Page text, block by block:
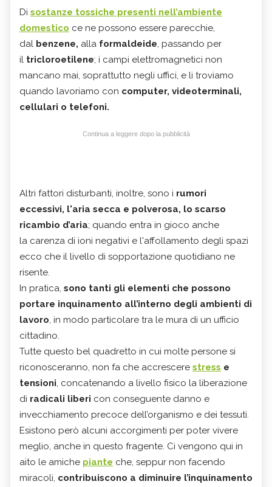
Di sostanze tossiche presenti nell’ambiente
domestico ce ne possono essere parecchie,
dal benzene, alla formaldeide, passando per
il tricloroetilene; i campi elettromagnetici non
mancano mai, soprattutto negli uffici, e li troviamo
quando lavoriamo con computer, videoterminali,
cellulari o telefoni.
Continua a leggere dopo la pubblicità
Altri fattori disturbanti, inoltre, sono i rumori
eccessivi, l'aria secca e polverosa, lo scarso
ricambio d’aria; quando entra in gioco anche
la carenza di ioni negativi e l'affollamento degli spazi
ecco che il livello di sopportazione quotidiano ne
risente.
In pratica, sono tanti gli elementi che possono
portare inquinamento all’interno degli ambienti di
lavoro, in modo particolare tra le mura di un ufficio
cittadino.
Tutte questo bel quadretto in cui molte persone si
riconosceranno, non fa che accrescere stress e
tensioni, concatenando a livello fisico la liberazione
di radicali liberi con conseguente danno e
invecchiamento precoce dell’organismo e dei tessuti.
Esistono però alcuni accorgimenti per poter vivere
meglio, anche in questo fragente. Ci vengono qui in
aito le amiche piante che, seppur non facendo
miracoli, contribuiscono a diminuire l’inquinamento